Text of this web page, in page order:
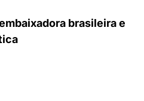
brasileira e